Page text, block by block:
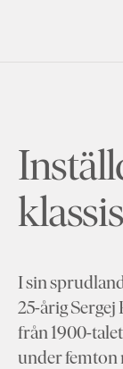
I sin
25-årig
från 1900-
under